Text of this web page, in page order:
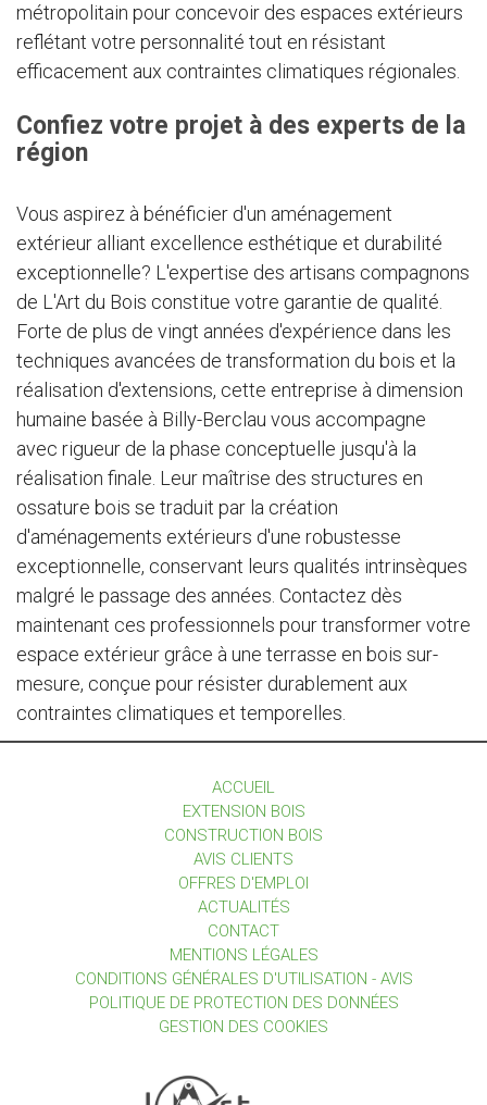
métropolitain pour concevoir des espaces extérieurs
reflétant votre personnalité tout en résistant
efficacement aux contraintes climatiques régionales.
Confiez votre projet à des experts de la
région
Vous aspirez à bénéficier d'un aménagement
extérieur alliant excellence esthétique et durabilité
exceptionnelle? L'expertise des artisans compagnons
de L'Art du Bois constitue votre garantie de qualité.
Forte de plus de vingt années d'expérience dans les
techniques avancées de transformation du bois et la
réalisation d'extensions, cette entreprise à dimension
humaine basée à Billy-Berclau vous accompagne
avec rigueur de la phase conceptuelle jusqu'à la
réalisation finale. Leur maîtrise des structures en
ossature bois se traduit par la création
d'aménagements extérieurs d'une robustesse
exceptionnelle, conservant leurs qualités intrinsèques
malgré le passage des années. Contactez dès
maintenant ces professionnels pour transformer votre
espace extérieur grâce à une terrasse en bois sur-
mesure, conçue pour résister durablement aux
contraintes climatiques et temporelles.
ACCUEIL
EXTENSION BOIS
CONSTRUCTION BOIS
AVIS CLIENTS
OFFRES D'EMPLOI
ACTUALITÉS
CONTACT
MENTIONS LÉGALES
CONDITIONS GÉNÉRALES D'UTILISATION - AVIS
POLITIQUE DE PROTECTION DES DONNÉES
GESTION DES COOKIES